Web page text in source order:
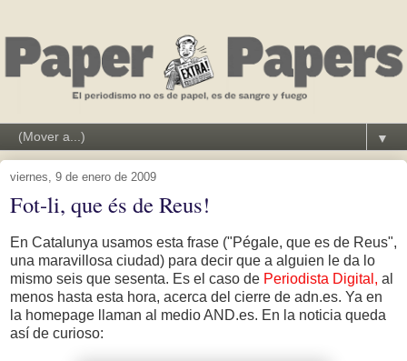
▼
viernes, 9 de enero de 2009
Fot-li, que és de Reus!
En Catalunya usamos esta frase ("Pégale, que es de Reus",
una maravillosa ciudad) para decir que a alguien le da lo
mismo seis que sesenta. Es el caso de Periodista Digital, al
menos hasta esta hora, acerca del cierre de adn.es. Ya en
la homepage llaman al medio AND.es. En la noticia queda
así de curioso: